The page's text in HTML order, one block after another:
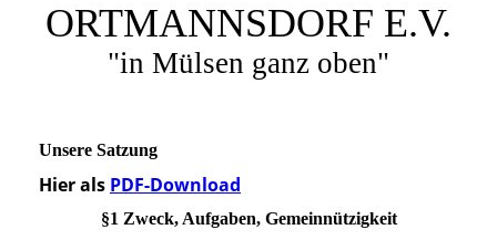
ORTMANNSDORF E.V.
"in Mülsen ganz oben"
Unsere Satzung
Hier als PDF-Download
§1 Zweck, Aufgaben, Gemeinnützigkeit